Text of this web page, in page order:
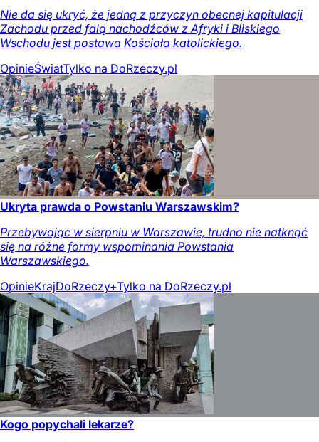
Nie da się ukryć, że jedną z przyczyn obecnej kapitulacji
Zachodu przed falą nachodźców z Afryki i Bliskiego
Wschodu jest postawa Kościoła katolickiego.
OpinieŚwiatTylko na DoRzeczy.pl
Ukryta prawda o Powstaniu Warszawskim?
Przebywając w sierpniu w Warszawie, trudno nie natknąć
się na różne formy wspominania Powstania
Warszawskiego.
OpinieKrajDoRzeczy+Tylko na DoRzeczy.pl
Kogo popychali lekarze?